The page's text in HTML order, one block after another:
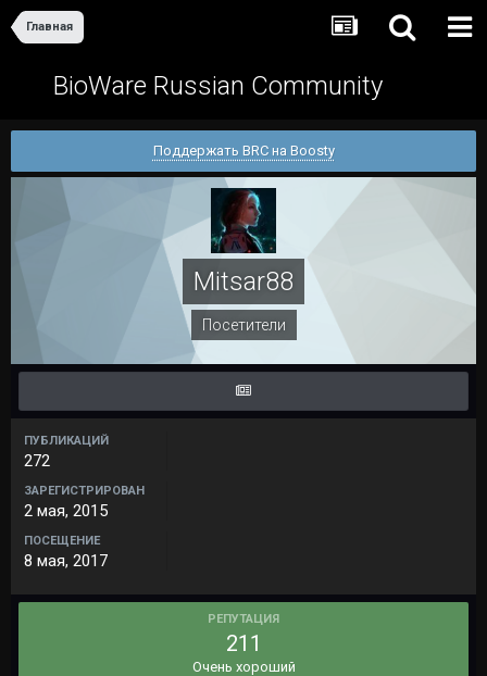
Главная
BioWare Russian Community
Поддержать BRC на Boosty
Mitsar88
Посетители
ПУБЛИКАЦИЙ
272
ЗАРЕГИСТРИРОВАН
2 мая, 2015
ПОСЕЩЕНИЕ
8 мая, 2017
РЕПУТАЦИЯ
211
Очень хороший